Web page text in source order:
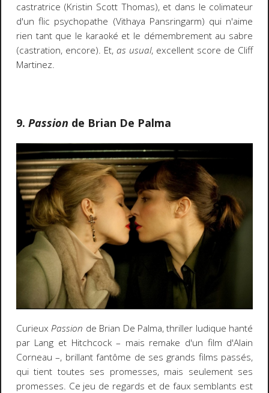
castratrice (Kristin Scott Thomas), et dans le colimateur
d'un flic psychopathe (Vithaya Pansringarm) qui n'aime
rien tant que le karaoké et le démembrement au sabre
(castration, encore). Et, as usual, excellent score de Cliff
Martinez.
9. Passion de Brian De Palma
CurieuxPassion de Brian De Palma, thriller ludique hanté
par Lang et Hitchcock – mais remake d'un film d'Alain
Corneau –, brillant fantôme de ses grands films passés,
qui tient toutes ses promesses, mais seulement ses
promesses. Ce jeu de regards et de faux semblants est